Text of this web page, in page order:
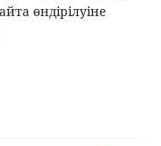
өндірілуіне